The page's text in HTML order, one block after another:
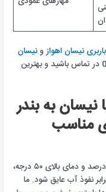
باربری نیسان اهواز ونیسان
نیز می توانید با شماره 57669-021 در تماس باشید و بهترین
نیسان به بندر
مناسب
جابه‌جایی اسباب زندگی به شهری با رطوبت ۹۰ درصد و دمای بالای ۵۰ درجه،
نفوذ آب عایق شود. ما